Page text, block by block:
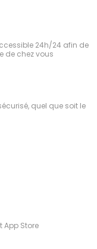
24h/24 afin de
de chez vous
quel que soit le
App Store